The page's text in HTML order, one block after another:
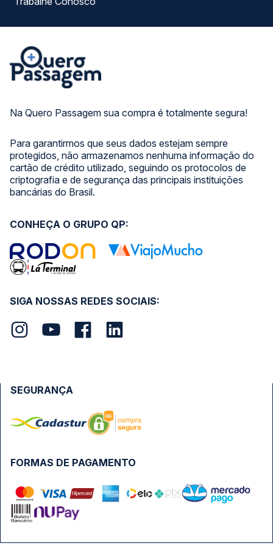
Na Quero Passagem sua compra é totalmente segura!
Para garantirmos que seus dados estejam sempre
protegidos, não armazenamos nenhuma informação do
cartão de crédito utilizado, seguindo os protocolos de
criptografia e de segurança das principais instituições
bancárias do Brasil.
SIGA NOSSAS REDES SOCIAIS:
CONHEÇA O GRUPO QP:
FORMAS DE PAGAMENTO
SEGURANÇA